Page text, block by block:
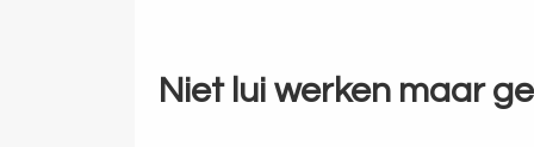
Niet lui werken maar